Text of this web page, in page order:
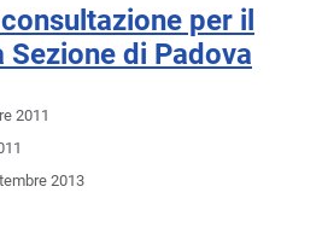
per il
di Padova
2011
2013